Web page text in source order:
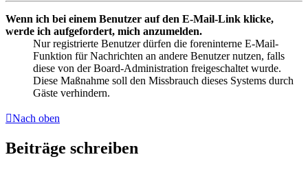
Wenn ich bei einem Benutzer auf den E-Mail-Link klicke,
werde ich aufgefordert, mich anzumelden.
Nur registrierte Benutzer dürfen die foreninterne E-Mail-
Funktion für Nachrichten an andere Benutzer nutzen, falls
diese von der Board-Administration freigeschaltet wurde.
Diese Maßnahme soll den Missbrauch dieses Systems durch
Gäste verhindern.
Nach oben
Beiträge schreiben